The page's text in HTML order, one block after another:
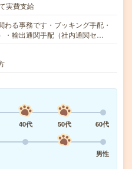
実費支給
わる事務です・ブッキング手配・
・輸出通関手配（社内通関セ…
40代 50代
60代
男性